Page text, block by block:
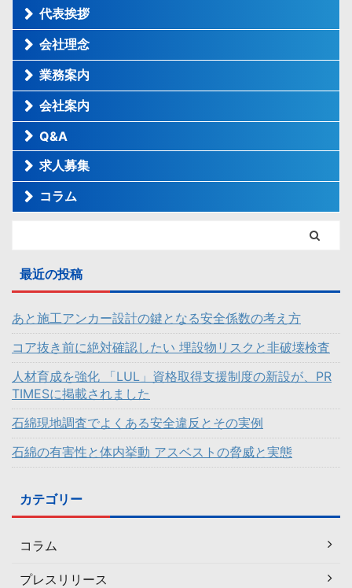
代表挨拶
会社理念
業務案内
会社案内
Q&A
求人募集
コラム
最近の投稿
あと施工アンカー設計の鍵となる安全係数の考え方
コア抜き前に絶対確認したい 埋設物リスクと非破壊検査
人材育成を強化 「LUL」資格取得支援制度の新設が、PR
TIMESに掲載されました
石綿現地調査でよくある安全違反とその実例
石綿の有害性と体内挙動 アスベストの脅威と実態
カテゴリー
コラム
プレスリリース